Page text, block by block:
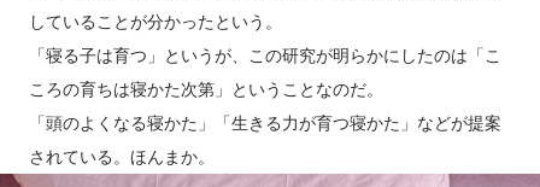
していることが分かったという。
「寝る子は育つ」というが、この研究が明らかにしたのは「こ
ころの育ちは寝かた次第」ということなのだ。
「頭のよくなる寝かた」「生きる力が育つ寝かた」などが提案
されている。ほんまか。